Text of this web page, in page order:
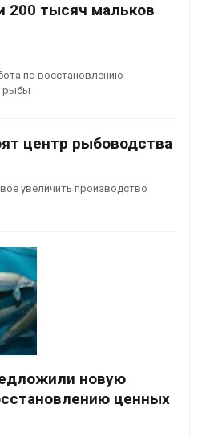
200 тысяч мальков
по восстановлению
рыбы
центр рыбоводства
увеличить производство
новую
ценных